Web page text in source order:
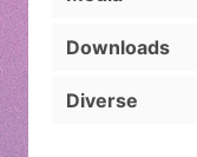
Downloads
Diverse